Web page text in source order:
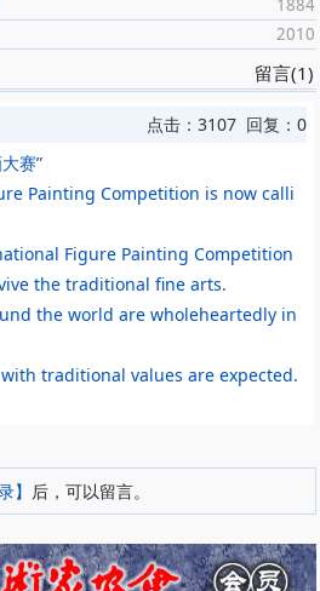
学会小型油画巡回展》；
展》；
任；
美术学院美术馆；
》；
肖像画展》；
《科学的春天》，中国美术馆展出；
学会展；
画学会展；
》油画学会展；
1884
2010
留言(1)
点击：3107 回复：0
赛”
Painting Competition is now calli
Figure Painting Competition
the traditional fine arts.
the world are wholeheartedly in
traditional values are expected.
】 后，可以留言。